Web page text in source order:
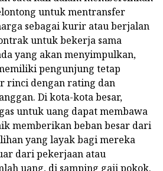
untuk mentransfer
sebagai kurir atau berjalan
untuk bekerja sama
yang akan menyimpulkan,
pengunjung tetap
rinci dengan rating dan
Di kota-kota besar,
untuk uang dapat membawa
memberikan beban besar dari
yang layak bagi mereka
dari pekerjaan atau
uang, di samping gaji pokok.